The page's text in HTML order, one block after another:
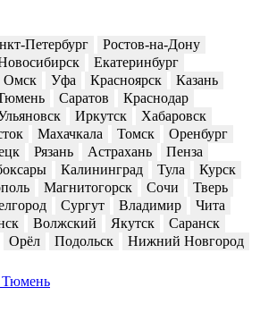
Петербург
Ростов-на-Дону
Екатеринбург
Омск Уфа Красноярск
Казань
Саратов
Краснодар
Иркутск
Хабаровск
Махачкала Томск
Оренбург
Рязань Астрахань
Пенза
Калининград Тула
Курск
Магнитогорск Сочи
Тверь
Сургут Владимир
Чита
Волжский Якутск
Саранск
Орёл Подольск Нижний Новгород
Тюмень